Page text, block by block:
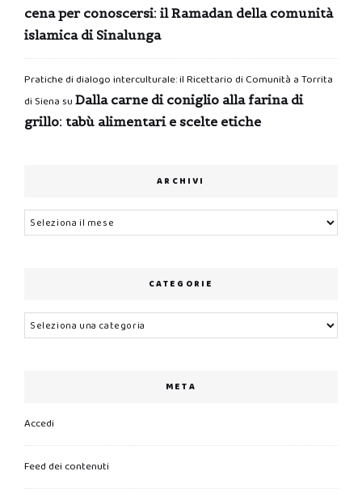
cena per conoscersi: il Ramadan della comunità
islamica di Sinalunga
Pratiche di dialogo interculturale: il Ricettario di Comunità a Torrita
di Siena su Dalla carne di coniglio alla farina di
grillo: tabù alimentari e scelte etiche
ARCHIVI
Archivi
CATEGORIE
Categorie
META
Accedi
Feed dei contenuti